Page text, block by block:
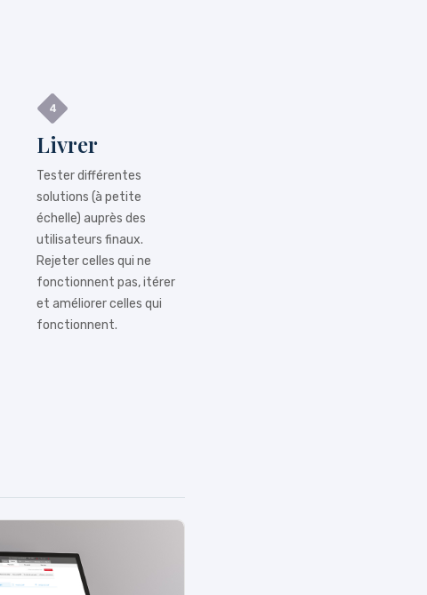
Livrer
Tester différentes
solutions (à petite
échelle) auprès des
utilisateurs finaux.
Rejeter celles qui ne
fonctionnent pas, itérer
et améliorer celles qui
fonctionnent.